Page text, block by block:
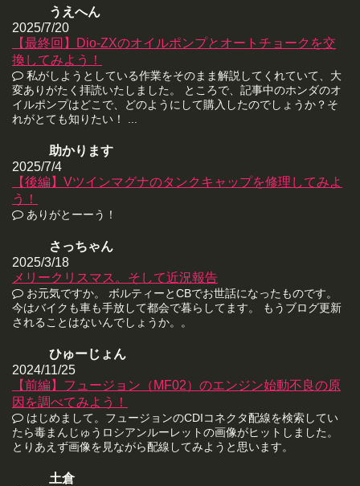
うえへん
2025/7/20
【最終回】Dio-ZXのオイルポンプとオートチョークを交
換してみよう！
私がしようとしている作業をそのまま解説してくれていて、大
変ありがたく拝読いたしました。 ところで、記事中のホンダのオ
イルポンプはどこで、どのようにして購入したのでしょうか？そ
れがとても知りたい！ ...
助かります
2025/7/4
【後編】Vツインマグナのタンクキャップを修理してみよ
う！
ありがとーーう！
さっちゃん
2025/3/18
メリークリスマス。そして近況報告
お元気ですか。 ボルティーとCBでお世話になったものです。
今はバイクも車も手放して都会で暮らしてます。 もうブログ更新
されることはないんでしょうか。。
ひゅーじょん
2024/11/25
【前編】フュージョン（MF02）のエンジン始動不良の原
因を調べてみよう！
はじめまして。フュージョンのCDIコネクタ配線を検索してい
たら毒まんじゅうロシアンルーレットの画像がヒットしました。
とりあえず画像を見ながら配線してみようと思います。
土倉